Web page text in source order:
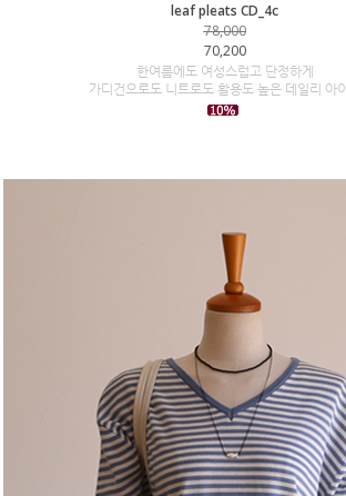
leaf pleats CD_4c
78,000
70,200
한여름에도 여성스럽고 단정하게
가디건으로도 니트로도 활용도 높은 데일리 아